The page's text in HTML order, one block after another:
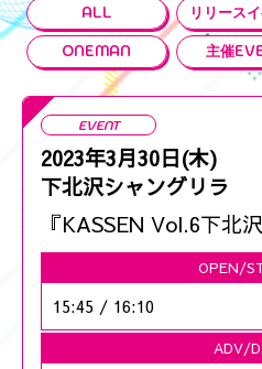
ALL リリース
ONEMAN 主催
EVENT
2023年3月30日(木)
下北沢シャングリラ
『KASSEN Vol.6下北
OPEN/
15:45 / 16:10
ADV/